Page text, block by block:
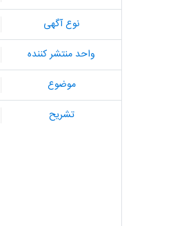
نوع آگهی
واحد منتشر کننده
موضوع
تشریح